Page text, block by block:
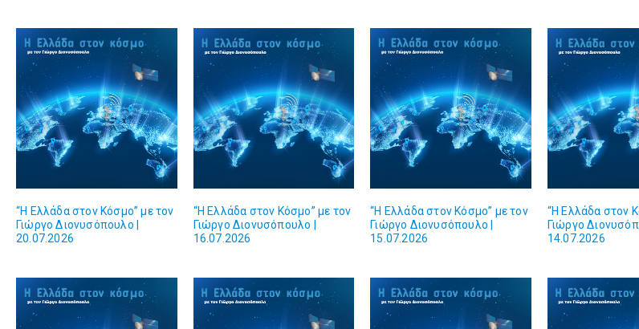
“Η Ελλάδα στον Κόσμο” με τον
Γιώργο Διονυσόπουλο |
20.07.2026
“Η Ελλάδα στον Κόσμο” με τον
Γιώργο Διονυσόπουλο |
16.07.2026
“Η Ελλάδα στον Κόσμο” με τον
Γιώργο Διονυσόπουλο |
15.07.2026
“Η Ελλάδα στον
Γιώργο
14.07.2026